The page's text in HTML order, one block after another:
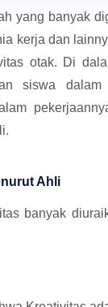
yang banyak
kerja dan
otak. Di
siswa
Ahli
banyak